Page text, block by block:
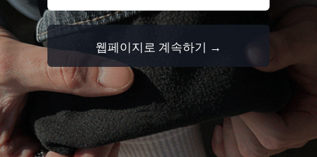
웹페이지로 계속하기 →